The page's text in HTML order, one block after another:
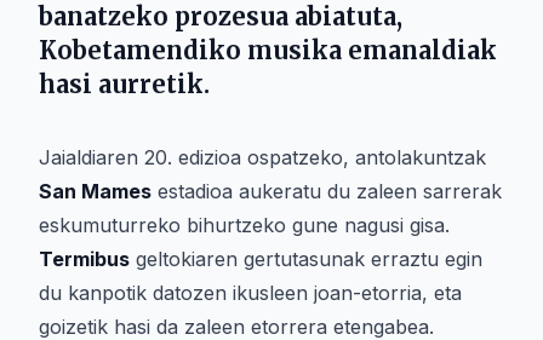
banatzeko prozesua abiatuta,
Kobetamendiko musika emanaldiak
hasi aurretik.
Jaialdiaren 20. edizioa ospatzeko, antolakuntzak
San Mames estadioa aukeratu du zaleen sarrerak
eskumuturreko bihurtzeko gune nagusi gisa.
Termibus geltokiaren gertutasunak erraztu egin
du kanpotik datozen ikusleen joan-etorria, eta
goizetik hasi da zaleen etorrera etengabea.